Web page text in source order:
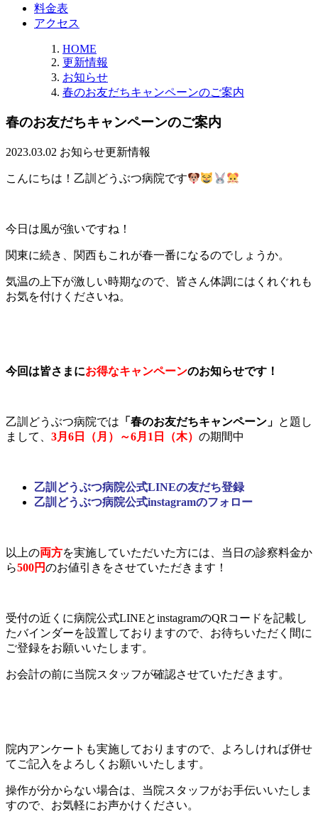
料金表
アクセス
HOME
更新情報
お知らせ
春のお友だちキャンペーンのご案内
春のお友だちキャンペーンのご案内
2023.03.02 お知らせ更新情報
こんにちは！乙訓どうぶつ病院です
今日は風が強いですね！
関東に続き、関西もこれが春一番になるのでしょうか。
気温の上下が激しい時期なので、皆さん体調にはくれぐれも
お気を付けくださいね。
今回は皆さまにお得なキャンペーンのお知らせです！
乙訓どうぶつ病院では 「春のお友だちキャンペーン」 と題し
まして、 3月6日（月）～6月1日（木） の期間中
乙訓どうぶつ病院公式LINEの友だち登録
乙訓どうぶつ病院公式instagramのフォロー
以上の両方を実施していただいた方には、当日の診察料金か
ら500円のお値引きをさせていただきます！
受付の近くに病院公式LINEとinstagramのQRコードを記載し
たバインダーを設置しておりますので、お待ちいただく間に
ご登録をお願いいたします。
お会計の前に当院スタッフが確認させていただきます。
院内アンケートも実施しておりますので、よろしければ併せ
てご記入をよろしくお願いいたします。
操作が分からない場合は、当院スタッフがお手伝いいたしま
すので、お気軽にお声かけください。